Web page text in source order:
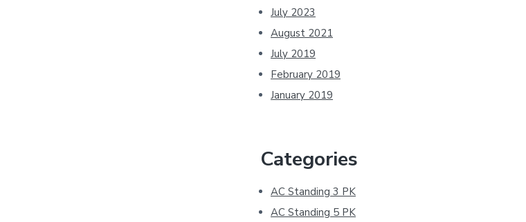
July 2023
August 2021
July 2019
February 2019
January 2019
Categories
AC Standing 3 PK
AC Standing 5 PK